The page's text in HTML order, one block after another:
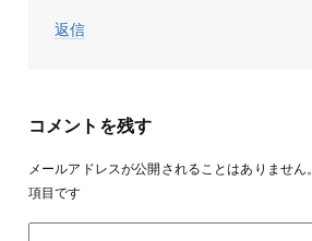
返信
コメントを残す
メールアドレスが公開されることはありません。
項目です